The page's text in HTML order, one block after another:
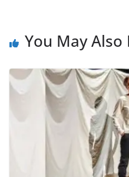
You May Also